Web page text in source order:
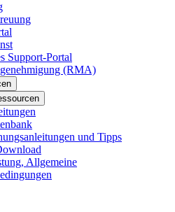
Support-Portal
(RMA)
und Tipps
Allgemeine